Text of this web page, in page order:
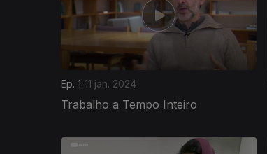
Ep. 1 11 jan. 2024
Trabalho a Tempo Inteiro